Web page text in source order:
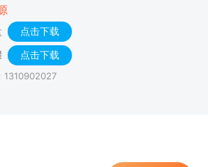
点击下载
点击下载
1310902027